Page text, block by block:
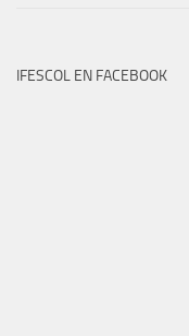
IFESCOL EN FACEBOOK